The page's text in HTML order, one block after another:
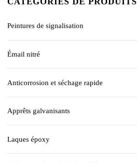
Peintures de signalisation
Émail nitré
Anticorrosion et séchage rapide
Apprêts galvanisants
Laques époxy